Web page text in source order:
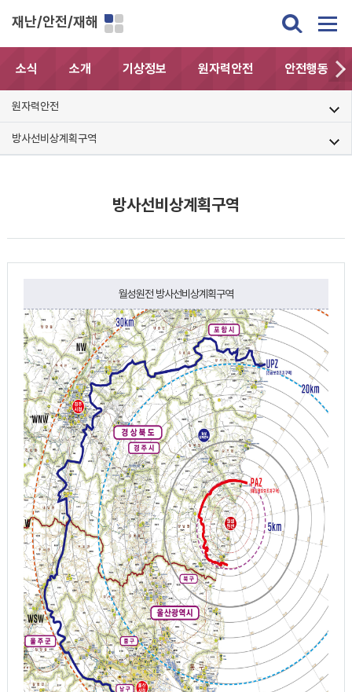
재난/안전/재해
소식 소개 기상정보 원자력안전 안전행동요령
원자력안전
방사선비상계획구역
방사선비상계획구역
월성원전 방사선비상계획구역